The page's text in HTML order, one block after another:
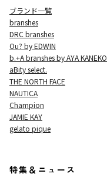
ブランド一覧
branshes
DRC branshes
Ou? by EDWIN
b.+A branshes by AYA KANEKO
aBity select.
THE NORTH FACE
NAUTICA
Champion
JAMIE KAY
gelato pique
特集＆ニュース